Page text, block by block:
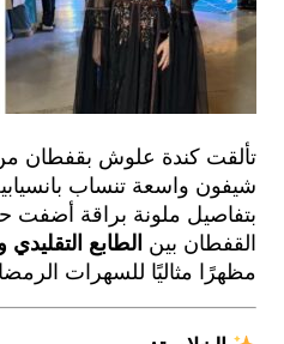
واسعة تنساب بانسيابية نحو
ملونة براقة أضفت حيوية
بينالطابع التقليدي
مثاليًا للسهرات الرمضانية.